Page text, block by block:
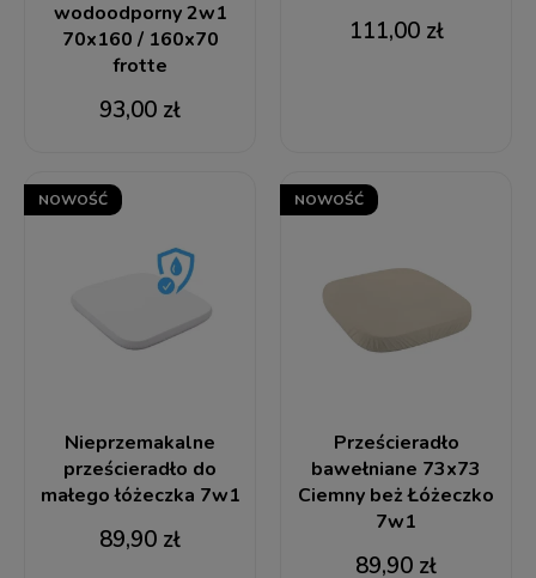
wodoodporny 2w1
70x160 / 160x70
frotte
93,00 zł
111,00 zł
Nieprzemakalne
prześcieradło do
małego łóżeczka 7w1
89,90 zł
NOWOŚĆ
Prześcieradło
bawełniane 73x73
Ciemny beż Łóżeczko
7w1
89,90 zł
NOWOŚĆ